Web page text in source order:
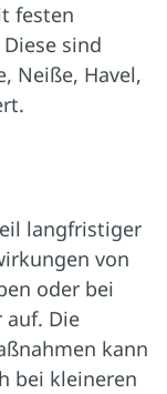
festen
sind
Neiße, Havel,
langfristiger
von
oder bei
auf. Die
kann
bei kleineren